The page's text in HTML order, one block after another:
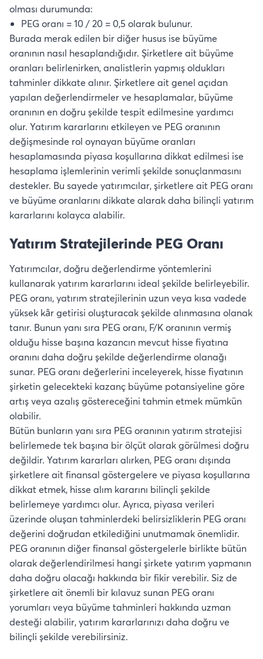
olması durumunda:
PEG oranı = 10 / 20 = 0,5 olarak bulunur.
Burada merak edilen bir diğer husus ise büyüme
oranının nasıl hesaplandığıdır. Şirketlere ait büyüme
oranları belirlenirken, analistlerin yapmış oldukları
tahminler dikkate alınır. Şirketlere ait genel açıdan
yapılan değerlendirmeler ve hesaplamalar, büyüme
oranının en doğru şekilde tespit edilmesine yardımcı
olur. Yatırım kararlarını etkileyen ve PEG oranının
değişmesinde rol oynayan büyüme oranları
hesaplamasında piyasa koşullarına dikkat edilmesi ise
hesaplama işlemlerinin verimli şekilde sonuçlanmasını
destekler. Bu sayede yatırımcılar, şirketlere ait PEG oranı
ve büyüme oranlarını dikkate alarak daha bilinçli yatırım
kararlarını kolayca alabilir.
Yatırım Stratejilerinde PEG Oranı
Yatırımcılar, doğru değerlendirme yöntemlerini
kullanarak yatırım kararlarını ideal şekilde belirleyebilir.
PEG oranı, yatırım stratejilerinin uzun veya kısa vadede
yüksek kâr getirisi oluşturacak şekilde alınmasına olanak
tanır. Bunun yanı sıra PEG oranı, F/K oranının vermiş
olduğu hisse başına kazancın mevcut hisse fiyatına
oranını daha doğru şekilde değerlendirme olanağı
sunar. PEG oranı değerlerini inceleyerek, hisse fiyatının
şirketin gelecekteki kazanç büyüme potansiyeline göre
artış veya azalış göstereceğini tahmin etmek mümkün
olabilir.
Bütün bunların yanı sıra PEG oranının yatırım stratejisi
belirlemede tek başına bir ölçüt olarak görülmesi doğru
değildir. Yatırım kararları alırken, PEG oranı dışında
şirketlere ait finansal göstergelere ve piyasa koşullarına
dikkat etmek, hisse alım kararını bilinçli şekilde
belirlemeye yardımcı olur. Ayrıca, piyasa verileri
üzerinde oluşan tahminlerdeki belirsizliklerin PEG oranı
değerini doğrudan etkilediğini unutmamak önemlidir.
PEG oranının diğer finansal göstergelerle birlikte bütün
olarak değerlendirilmesi hangi şirkete yatırım yapmanın
daha doğru olacağı hakkında bir fikir verebilir. Siz de
şirketlere ait önemli bir kılavuz sunan PEG oranı
yorumları veya büyüme tahminleri hakkında uzman
desteği alabilir, yatırım kararlarınızı daha doğru ve
bilinçli şekilde verebilirsiniz.